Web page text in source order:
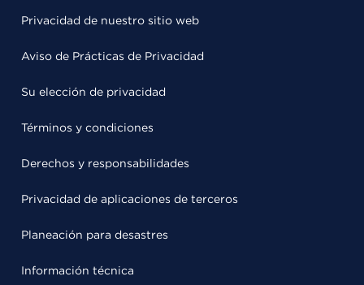
Privacidad de nuestro sitio web
Aviso de Prácticas de Privacidad
Su elección de privacidad
Términos y condiciones
Derechos y responsabilidades
Privacidad de aplicaciones de terceros
Planeación para desastres
Información técnica